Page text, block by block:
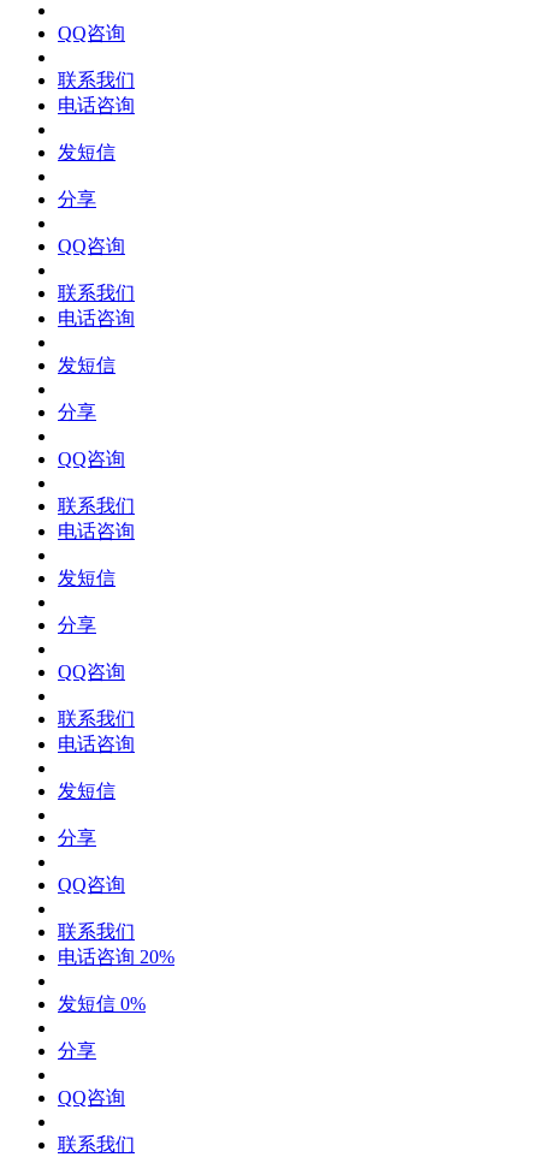
QQ咨询
联系我们
电话咨询
发短信
分享
QQ咨询
联系我们
电话咨询
发短信
分享
QQ咨询
联系我们
电话咨询
发短信
分享
QQ咨询
联系我们
电话咨询
发短信
分享
QQ咨询
联系我们
电话咨询 20%
发短信 0%
分享
QQ咨询
联系我们